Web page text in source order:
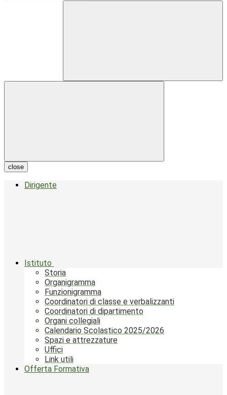
close
Dirigente
Istituto
Storia
Organigramma
Funzionigramma
Coordinatori di classe e verbalizzanti
Coordinatori di dipartimento
Organi collegiali
Calendario Scolastico 2025/2026
Spazi e attrezzature
Uffici
Link utili
Offerta Formativa